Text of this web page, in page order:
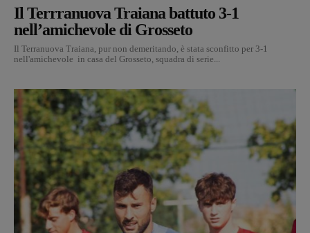
Il Terrranuova Traiana battuto 3-1
nell’amichevole di Grosseto
Il Terranuova Traiana, pur non demeritando, è stata sconfitto per 3-1
nell'amichevole in casa del Grosseto, squadra di serie...